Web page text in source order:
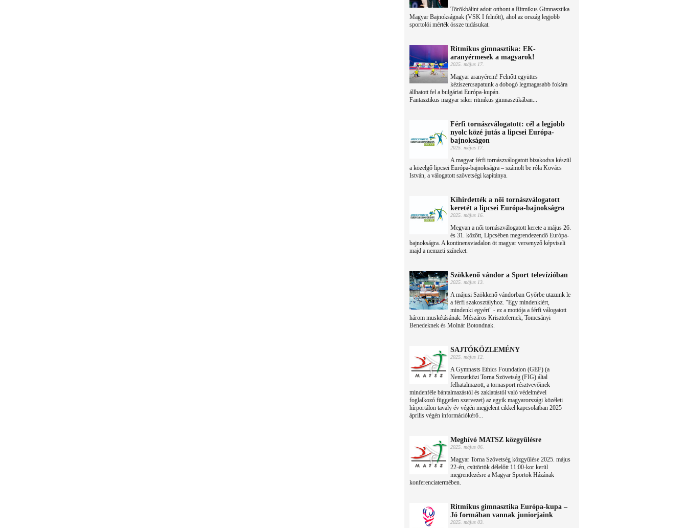
Törökbálint adott otthont a Ritmikus Gimnasztika
Magyar Bajnokságnak (VSK I felnőtt), ahol az ország legjobb
sportolói mérték össze tudásukat.
Ritmikus gimnasztika: EK-
aranyérmesek a magyarok!
2025. május 17.
Magyar aranyérem! Felnőtt együttes
kéziszercsapatunk a dobogó legmagasabb fokára
állhatott fel a bulgáriai Európa-kupán.
Fantasztikus magyar siker ritmikus gimnasztikában...
Férfi tornászválogatott: cél a legjobb
nyolc közé jutás a lipcsei Európa-
bajnokságon
2025. május 17.
A magyar férfi tornászválogatott bizakodva készül
a közelgő lipcsei Európa-bajnokságra – számolt be róla Kovács
István, a válogatott szövetségi kapitánya.
Kihirdették a női tornászválogatott
keretét a lipcsei Európa-bajnokságra
2025. május 16.
Megvan a női tornászválogatott kerete a május 26.
és 31. között, Lipcsében megrendezendő Európa-
bajnokságra. A kontinensviadalon öt magyar versenyző képviseli
majd a nemzeti színeket.
Szökkenő vándor a Sport televízióban
2025. május 13.
A májusi Szökkenő vándorban Győrbe utazunk le
a férfi szakosztályhoz. "Egy mindenkiért,
mindenki egyért" - ez a mottója a férfi válogatott
három muskétásának: Mészáros Krisztofernek, Tomcsányi
Benedeknek és Molnár Botondnak.
SAJTÓKÖZLEMÉNY
2025. május 12.
A Gymnasts Ethics Foundation (GEF) (a
Nemzetközi Torna Szövetség (FIG) által
felhatalmazott, a tornasport résztvevőinek
mindenféle bántalmazástól és zaklatástól való védelmével
foglalkozó független szervezet) az egyik magyarországi közéleti
hírportálon tavaly év végén megjelent cikkel kapcsolatban 2025
április végén információkérő...
Meghívó MATSZ közgyűlésre
2025. május 06.
Magyar Torna Szövetség közgyűlése 2025. május
22-én, csütörtök délelőtt 11:00-kor kerül
megrendezésre a Magyar Sportok Házának
konferenciatermében.
Ritmikus gimnasztika Európa-kupa –
Jó formában vannak juniorjaink
2025. május 03.